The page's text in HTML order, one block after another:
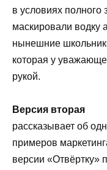
в условиях полного
маскировали водку
нынешние
которая у
рукой.
Версия вторая
рассказывает об
примеров
версии «Отвёртку»